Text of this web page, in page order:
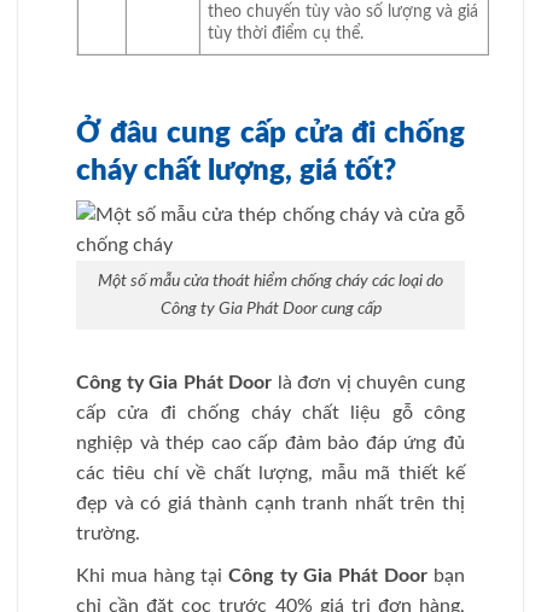
theo chuyến tùy vào số lượng và giá
tùy thời điểm cụ thể.
Ở đâu cung cấp cửa đi chống
cháy chất lượng, giá tốt?
Một số mẫu cửa thoát hiểm chống cháy các loại do
Công ty Gia Phát Door cung cấp
Công ty Gia Phát Door là đơn vị chuyên cung
cấp cửa đi chống cháy chất liệu gỗ công
nghiệp và thép cao cấp đảm bảo đáp ứng đủ
các tiêu chí về chất lượng, mẫu mã thiết kế
đẹp và có giá thành cạnh tranh nhất trên thị
trường.
Khi mua hàng tạiCông ty Gia Phát Door bạn
chỉ cần đặt cọc trước 40% giá trị đơn hàng,